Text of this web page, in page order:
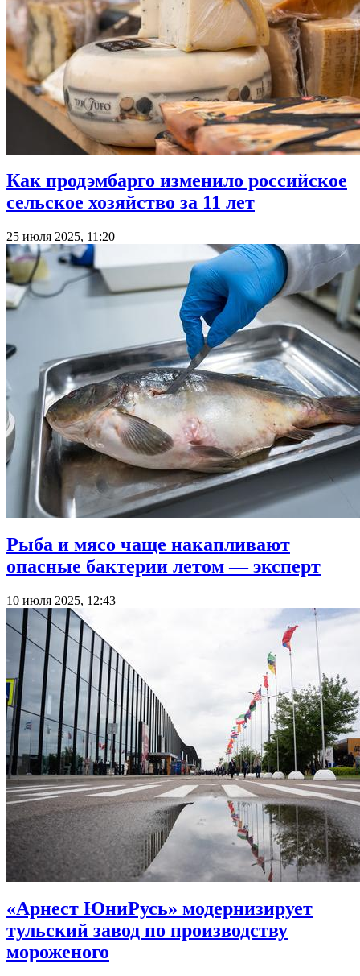
Как продэмбарго изменило российское
сельское хозяйство за 11 лет
25 июля 2025, 11:20
Рыба и мясо чаще накапливают
опасные бактерии летом — эксперт
10 июля 2025, 12:43
«Арнест ЮниРусь» модернизирует
тульский завод по производству
мороженого